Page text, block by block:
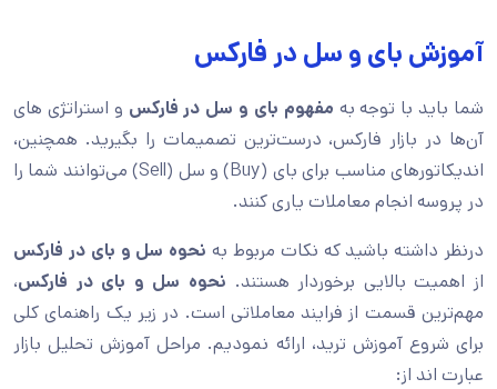
آموزش بای و سل در فارکس
شما باید با توجه به مفهوم بای و سل در فارکس و استراتژی های
آن‌ها در بازار فارکس، درست‌ترین تصمیمات را بگیرید. همچنین،
اندیکاتورهای مناسب برای بای (Buy) و سل (Sell) می‌توانند شما را
در‌ پروسه انجام معاملات‌ یاری کنند.
درنظر داشته باشید که نکات مربوط به نحوه سل و بای در فارکس
از اهمیت بالایی برخوردار هستند. نحوه سل و بای در فارکس،
مهم‌ترین قسمت از فرایند معاملاتی است. در زیر یک راهنمای کلی
برای شروع آموزش ترید، ارائه نمودیم. مراحل آموزش تحلیل بازار
عبارت اند از: